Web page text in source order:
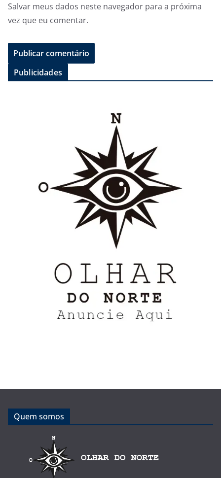
Salvar meus dados neste navegador para a próxima
vez que eu comentar.
Publicidades
Quem somos